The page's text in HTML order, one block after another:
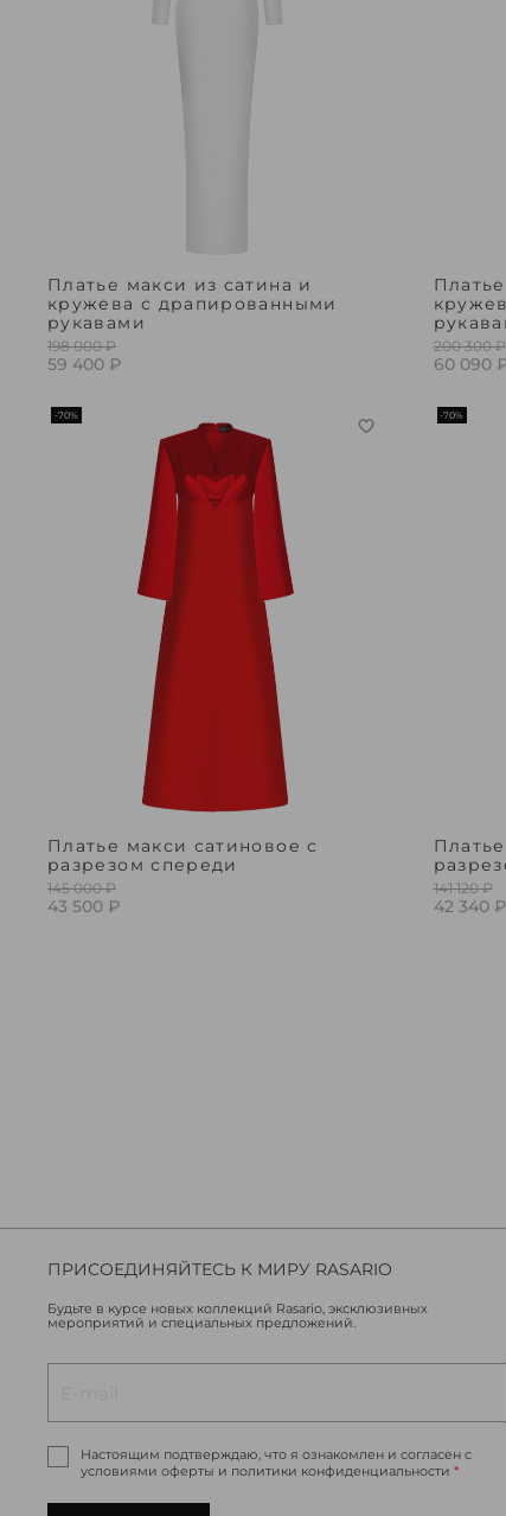
Платье макси из сатина и
кружева с драпированными
рукавами
198 000 ₽
59 400 ₽
200 300 ₽
60 090
-70%
Платье макси сатиновое с
разрезом спереди
145 000 ₽
43 500 ₽
-70%
141 120 ₽
42 340 ₽
ПРИСОЕДИНЯЙТЕСЬ К МИРУ RASARIO
Будьте в курсе новых коллекций Rasario, эксклюзивных
мероприятий и специальных предложений.
Настоящим подтверждаю, что я ознакомлен и согласен с
условиями оферты и политики конфиденциальности *